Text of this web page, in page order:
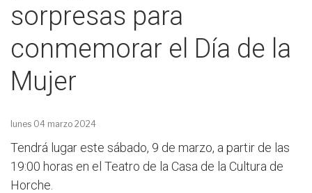
sorpresas para
conmemorar el Día de la
Mujer
lunes 04 marzo 2024
Tendrá lugar este sábado, 9 de marzo, a partir de las
19:00 horas en el Teatro de la Casa de la Cultura de
Horche.